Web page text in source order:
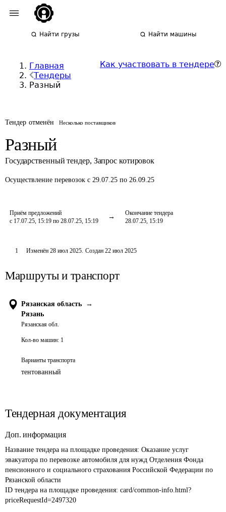
Найти грузы Найти машины
Главная
Тендеры
Разный
Как участвовать в тендере
Тендер отменён Несколько поставщиков
Разный
Государственный тендер, Запрос котировок
Осуществление перевозок с 29.07.25 по 26.09.25
Приём предложений
с 17.07.25, 15:19 по 28.07.25, 15:19
Окончание тендера
28.07.25, 15:19
1 Изменён 28 июл 2025. Создан 22 июл 2025
Маршруты и транспорт
Рязанская область
→
Рязань
Рязанская обл.
Кол-во машин: 1
Варианты транспорта
тентованный
Тендерная документация
Доп. информация
Название тендера на площадке проведения: Оказание услуг
эвакуатора по перевозке автомобиля для нужд Отделения Фонда
пенсионного и социального страхования Российской Федерации по
Рязанской области
ID тендера на площадке проведения: card/common-info.html?
priceRequestId=2497320